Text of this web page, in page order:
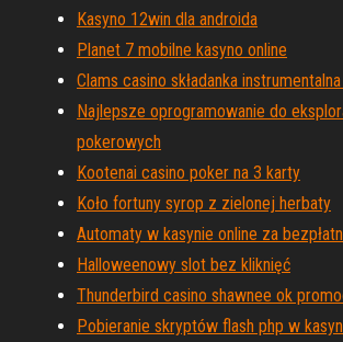
Kasyno 12win dla androida
Planet 7 mobilne kasyno online
Clams casino składanka
Najlepsze oprogramowanie do
pokerowych
Kootenai casino poker na 3 karty
Koło fortuny syrop z zielonej herbaty
Automaty w kasynie online za
Halloweenowy slot bez kliknięć
Thunderbird casino shawnee ok
Pobieranie skryptów flash php w